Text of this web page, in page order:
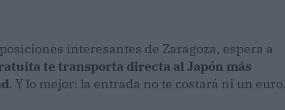
interesantes de Zaragoza, espera a
te transporta directa al Japón más
. Y lo mejor: la entrada no te costará ni un euro.